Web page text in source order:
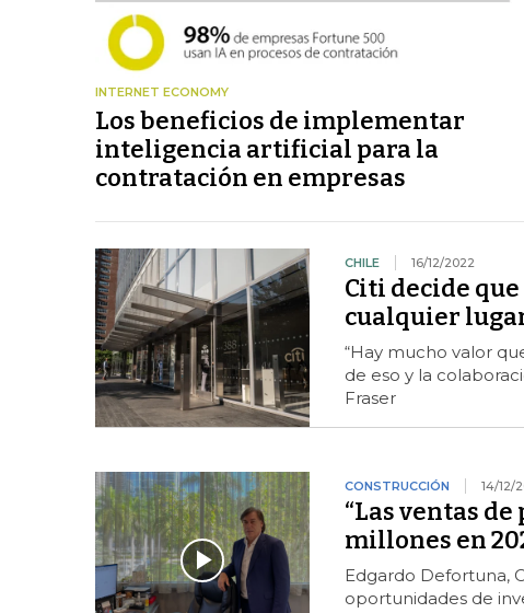
INTERNET ECONOMY
Los beneficios de implementar
inteligencia artificial para la
contratación en empresas
CHILE 16/12/2022
Citi decide
cualquier
“Hay mucho valor
de eso y la
Fraser
CONSTRUCCIÓN 14/12/
“Las ventas
millones en
Edgardo Defortuna,
oportunidades de